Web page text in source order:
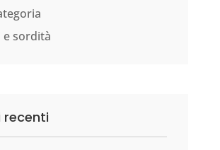
sordità
recenti